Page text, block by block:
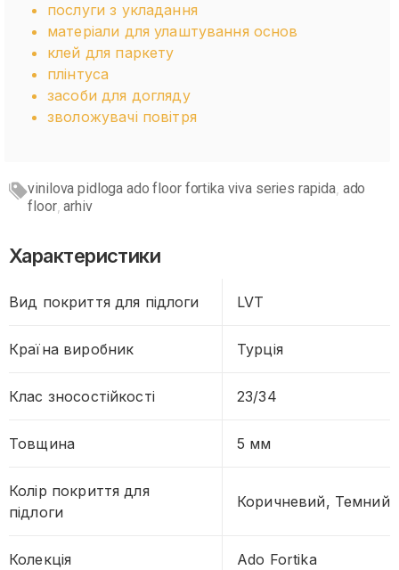
послуги з укладання
матеріали для улаштування основ
клей для паркету
плінтуса
засоби для догляду
зволожувачі повітря
vinilova pidloga ado floor fortika viva series rapida ado
floor,arhiv
Характеристики
Вид покриття для підлоги LVT
Країна виробник Турція
Клас зносостійкості 23/34
Товщина 5 мм
Колір покриття для
підлоги
Коричневий, Темний
Колекція Ado Fortika